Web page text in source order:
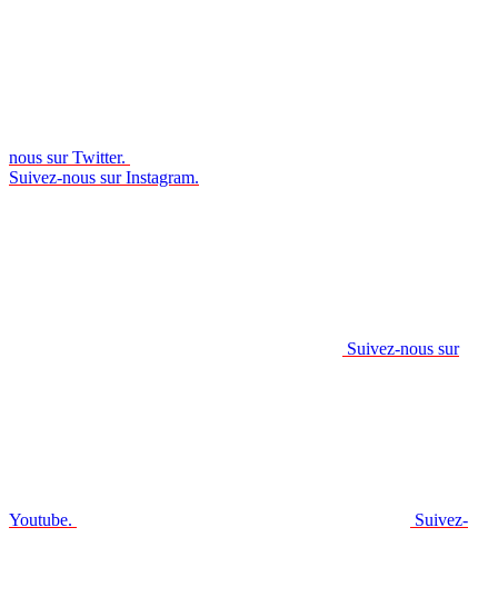
nous sur Twitter.
Suivez-nous sur Instagram.
Suivez-nous sur
Youtube. Suivez-